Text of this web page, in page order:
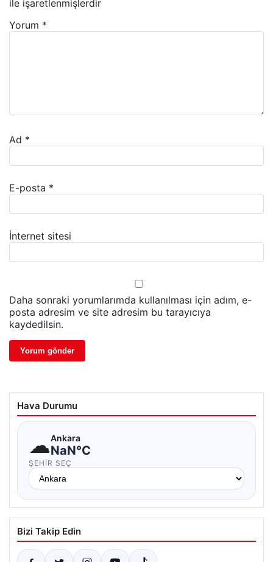
ile işaretlenmişlerdir
Yorum *
Ad *
E-posta *
İnternet sitesi
Daha sonraki yorumlarımda kullanılması için adım, e-
posta adresim ve site adresim bu tarayıcıya
kaydedilsin.
Hava Durumu
☁Ankara
NaN°C
ŞEHIR SEÇ
Bizi Takip Edin